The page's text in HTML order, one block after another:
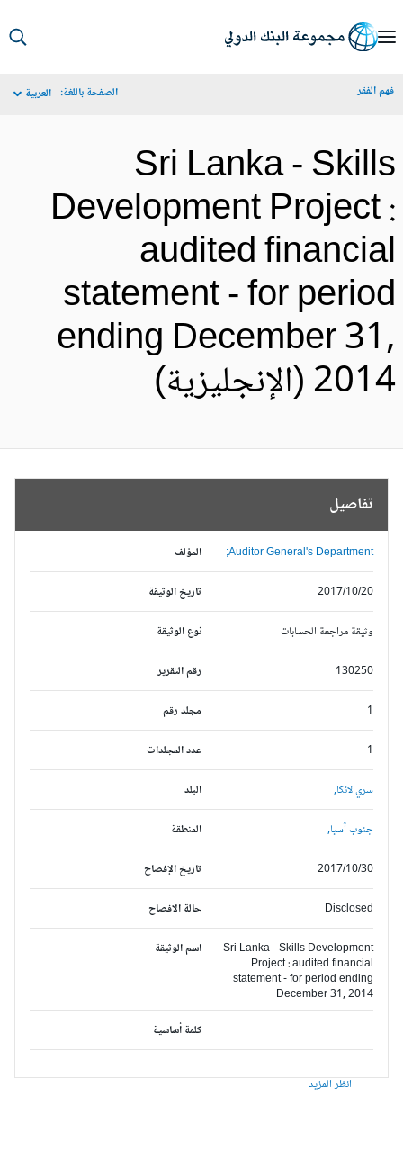
الفقر الصفحة باللغة: العربية
Sri Lanka -
Development
audited
statement - for
ending December
(الإنجليزية)
تفاصيل
المؤلف Auditor General's Department;
تاريخ الوثيقة 2017/10/20
نوع الوثيقة وثيقة مراجعة الحسابات
رقم التقرير 130250
مجلد رقم
عدد المجلدات
البلد سري لانكا,
المنطقة جنوب آسيا,
تاريخ الإفصاح 2017/10/30
حالة الافصاح Disclosed
اسم الوثيقة
Sri Lanka - Skills Development
Project : audited financial
statement - for period ending
December 31, 2014
كلمة أساسية
انظر المزيد